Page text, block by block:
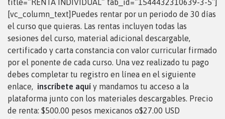
title=”RENTA INDIVIDUAL” tab_id=”1544432310639-3-5″]
[vc_column_text]Puedes rentar por un periodo de 30 días
el curso que quieras. Las rentas incluyen todas las
sesiones del curso, material adicional descargable,
certificado y carta constancia con valor curricular firmado
por el ponente de cada curso. Una vez realizado tu pago
debes completar tu registro en línea en el siguiente
enlace, inscríbete aquí y mandamos tu acceso a la
plataforma junto con los materiales descargables. Precio
de renta: $500.00 pesos mexicanos o$27.00 USD